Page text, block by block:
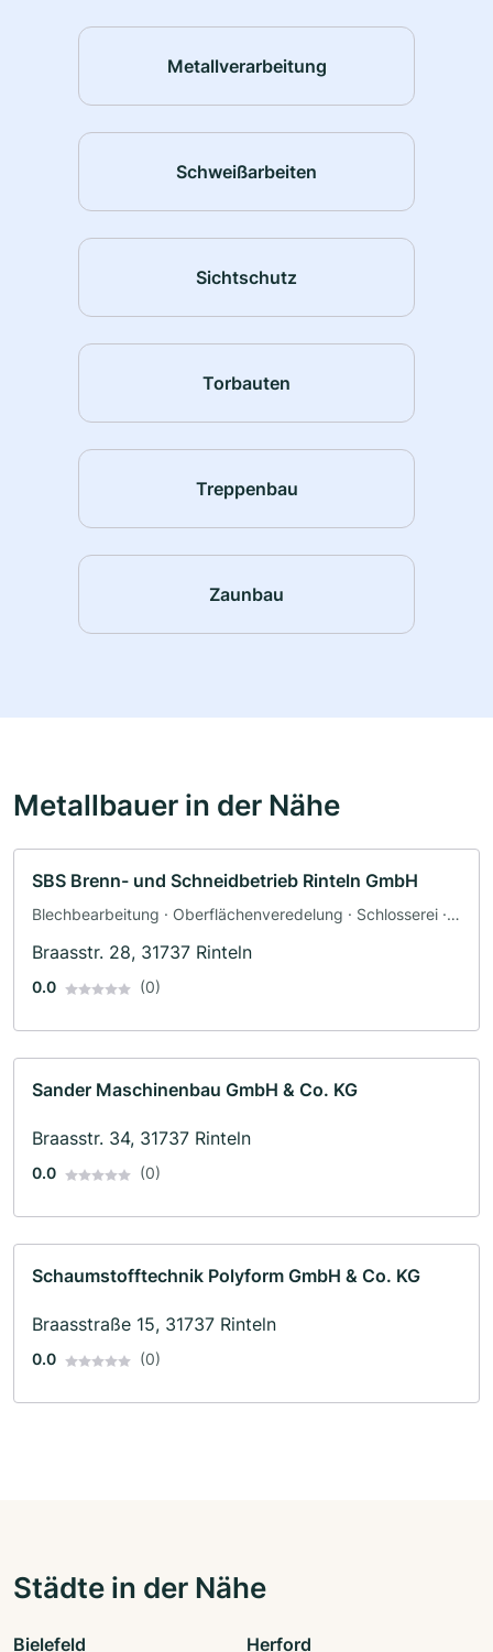
Metallverarbeitung
Schweißarbeiten
Sichtschutz
Torbauten
Treppenbau
Zaunbau
Metallbauer in der Nähe
SBS Brenn- und Schneidbetrieb Rinteln GmbH
Blechbearbeitung · Oberflächenveredelung · Schlosserei ·
Braasstr. 28, 31737 Rinteln
0.0 (0)
Sander Maschinenbau GmbH & Co. KG
Braasstr. 34, 31737 Rinteln
0.0 (0)
Schaumstofftechnik Polyform GmbH & Co. KG
Braasstraße 15, 31737 Rinteln
0.0 (0)
Städte in der Nähe
Bielefeld Herford